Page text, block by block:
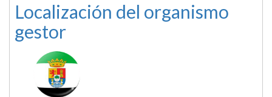
Localización del organismo
gestor